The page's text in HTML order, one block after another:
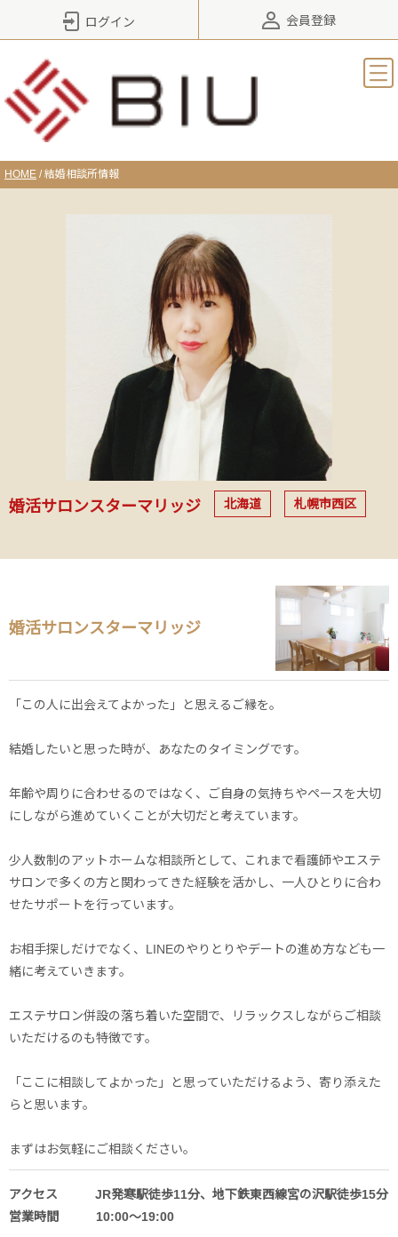
ログイン 会員登録
HOME /結婚相談所情報
婚活サロンスターマリッジ 北海道 札幌市西区
婚活サロンスターマリッジ
「この人に出会えてよかった」と思えるご縁を。
結婚したいと思った時が、あなたのタイミングです。
年齢や周りに合わせるのではなく、ご自身の気持ちやペースを大切
にしながら進めていくことが大切だと考えています。
少人数制のアットホームな相談所として、これまで看護師やエステ
サロンで多くの方と関わってきた経験を活かし、一人ひとりに合わ
せたサポートを行っています。
お相手探しだけでなく、LINEのやりとりやデートの進め方なども一
緒に考えていきます。
エステサロン併設の落ち着いた空間で、リラックスしながらご相談
いただけるのも特徴です。
「ここに相談してよかった」と思っていただけるよう、寄り添えた
らと思います。
まずはお気軽にご相談ください。
アクセス JR発寒駅徒歩11分、地下鉄東西線宮の沢駅徒歩15分
営業時間 10:00〜19:00